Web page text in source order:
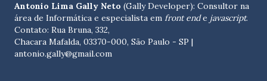
Antonio Lima Gally Neto (Gally Developer): Consultor na
área de Informática e especialista em front ende javascript.
Contato: Rua Bruna, 332,
Chacara Mafalda, 03370-000, São Paulo - SP |
antonio.gally@gmail.com